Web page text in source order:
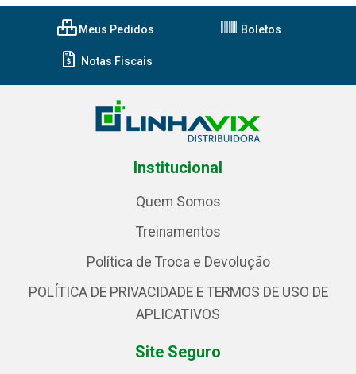
Meus Pedidos Boletos
Notas Fiscais
Institucional
Quem Somos
Treinamentos
Política de Troca e Devolução
POLÍTICA DE PRIVACIDADE E TERMOS DE USO DE
APLICATIVOS
Site Seguro